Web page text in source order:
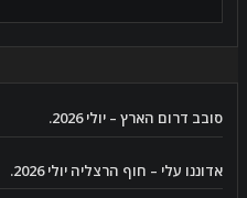
סובב דרום הארץ – יולי 2026.
אדוננו עלי – חוף הרצליה יולי 2026.